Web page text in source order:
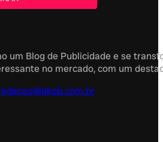
um Blog de Publicidade e se
no mercado, com um